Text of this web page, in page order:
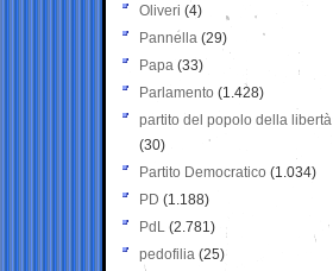
Oliveri (4)
Pannella (29)
Papa (33)
Parlamento (1.428)
partito del popolo della libertà
(30)
Partito Democratico (1.034)
PD (1.188)
PdL (2.781)
pedofilia (25)